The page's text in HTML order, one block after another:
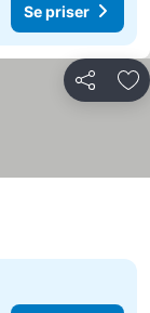
Se priser
Del